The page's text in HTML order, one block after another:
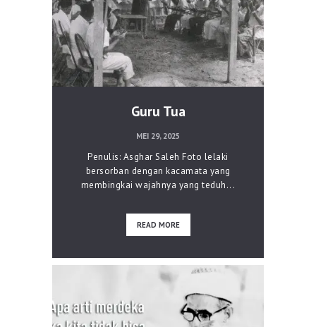
Guru Tua
MEI 29, 2025
Penulis: Asghar Saleh Foto lelaki
bersorban dengan kacamata yang
membingkai wajahnya yang teduh...
READ MORE